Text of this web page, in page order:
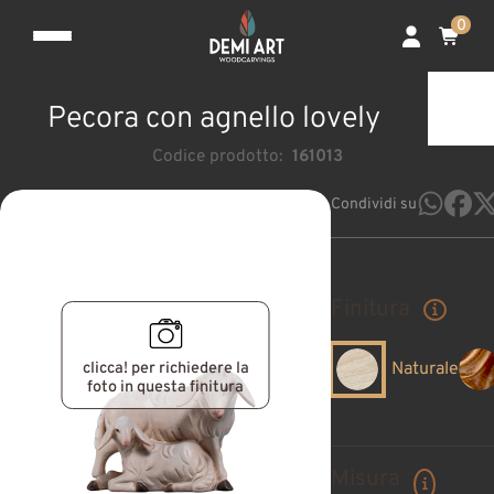
0
Pecora con agnello lovely
Codice prodotto: 161013
clicca! per richiedere la
foto in questa finitura
Condividi su
Naturale